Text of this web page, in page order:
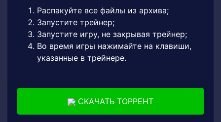
Распакуйте все файлы из архива;
Запустите трейнер;
Запустите игру, не закрывая трейнер;
Во время игры нажимайте на клавиши,
указанные в трейнере.
СКАЧАТЬ ТОРРЕНТ